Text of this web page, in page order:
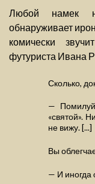
Любой намек
обнаруживает
комически
футуриста Ивана
Сколько,
—
«святой».
не вижу. [...]
Вы
— И иногда